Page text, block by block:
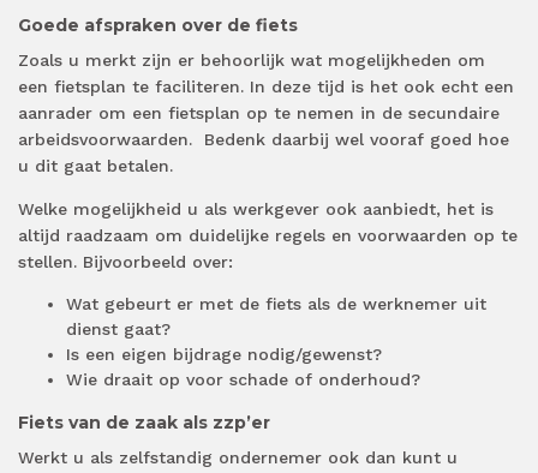
Goede afspraken over de fiets
Zoals u merkt zijn er behoorlijk wat mogelijkheden om
een fietsplan te faciliteren. In deze tijd is het ook echt een
aanrader om een fietsplan op te nemen in de secundaire
arbeidsvoorwaarden.
Bedenk daarbij wel vooraf goed hoe
u dit gaat betalen.
Welke mogelijkheid u als werkgever ook aanbiedt, het is
altijd raadzaam om duidelijke regels en voorwaarden op te
stellen. Bijvoorbeeld over:
Wat gebeurt er met de fiets als de werknemer uit
dienst gaat?
Is een eigen bijdrage nodig/gewenst?
Wie draait op voor schade of onderhoud?
Fiets van de zaak als zzp’er
Werkt u als zelfstandig ondernemer ook dan kunt u